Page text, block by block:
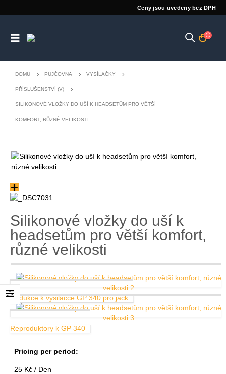
Ceny jsou uvedeny bez DPH
DOMŮ PŮJČOVNA VYSÍLAČKY
PŘÍSLUŠENSTVÍ (V)
SILIKONOVÉ VLOŽKY DO UŠÍ K HEADSETŮM PRO VĚTŠÍ
KOMFORT, RŮZNÉ VELIKOSTI
Silikonové vložky do uší k
headsetům pro větší komfort,
různé velikosti
Redukce k vysilačce GP 340 pro jack
Reproduktory k GP 340
Pricing per period:
25 Kč / Den